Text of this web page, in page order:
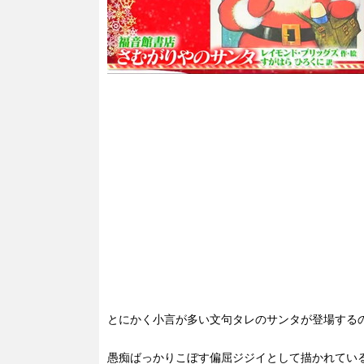
とにかく小言が多い文句タレのサンタが登場する
愚痴ばっかりこぼす偏屈ジジイとして描かれてい